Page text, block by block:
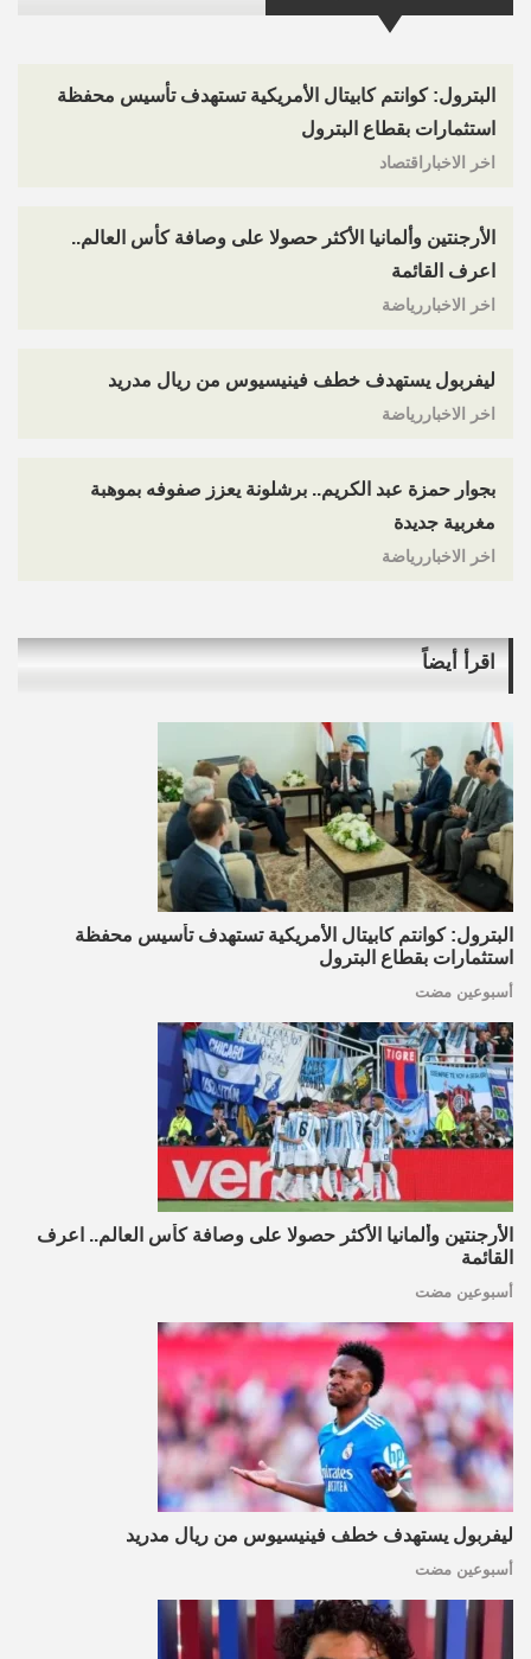
البترول: كوانتم كابيتال الأمريكية تستهدف تأسيس محفظة
استثمارات بقطاع البترول
اخر الاخباراقتصاد
الأرجنتين وألمانيا الأكثر حصولا على وصافة كأس العالم..
اعرف القائمة
اخر الاخباررياضة
ليفربول يستهدف خطف فينيسيوس من ريال مدريد
اخر الاخباررياضة
بجوار حمزة عبد الكريم.. برشلونة يعزز صفوفه بموهبة
مغربية جديدة
اخر الاخباررياضة
اقرأ أيضاً
البترول: كوانتم كابيتال الأمريكية تستهدف تأسيس محفظة
استثمارات بقطاع البترول
أسبوعين مضت
الأرجنتين وألمانيا الأكثر حصولا على وصافة كأس العالم.. اعرف
القائمة
أسبوعين مضت
ليفربول يستهدف خطف فينيسيوس من ريال مدريد
أسبوعين مضت